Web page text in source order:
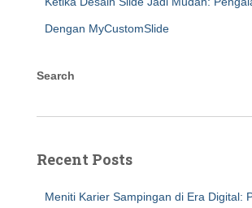
Dengan MyCustomSlide
Search
Recent Posts
Meniti Karier Sampingan di Era Digital: